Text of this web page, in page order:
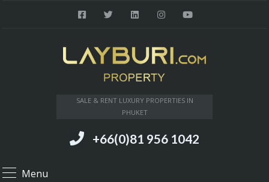
SALE & RENT LUXURY PROPERTIES IN
PHUKET
+66(0)81 956 1042
Menu